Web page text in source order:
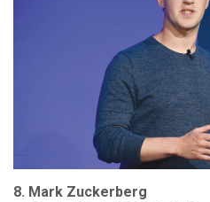
8. Mark Zuckerberg